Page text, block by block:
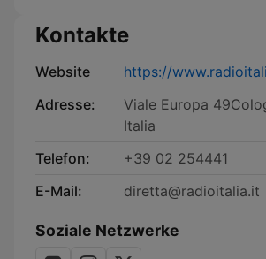
Kontakte
Website
https://
Adresse:
Viale Europa
Italia
Telefon:
+39 02 254441
E-Mail:
diretta@radioitalia.it
Soziale Netzwerke